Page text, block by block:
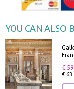
YOU CAN ALSO
€
€